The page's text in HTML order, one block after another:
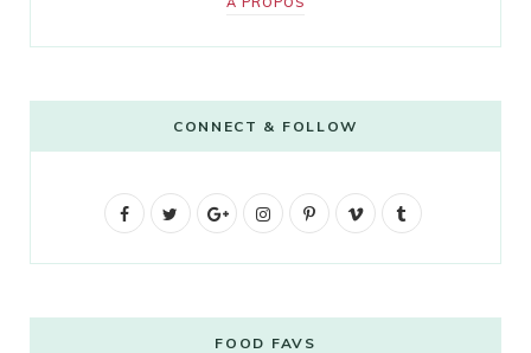
CONNECT & FOLLOW
F
G
g
I
t
P
V
FOOD FAVS